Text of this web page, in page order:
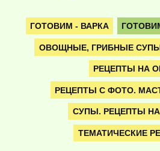
ГОТОВИМ - ВАРКА
ОВОЩНЫЕ, ГРИБНЫЕ
РЕЦЕПТЫ НА
РЕЦЕПТЫ С ФОТО.
СУПЫ. РЕЦЕПТЫ
ТЕМАТИЧЕСКИЕ